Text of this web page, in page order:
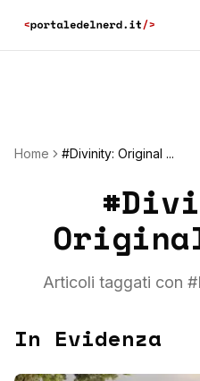
Home #Divinity: Original ...
#
Articoli taggati con #
In Evidenza